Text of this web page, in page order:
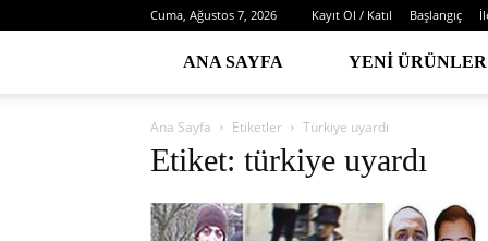
Cuma, Ağustos 7, 2026 Kayıt Ol / Katıl Başlangıç
ANA SAYFA YENI ÜRÜNLER
Ana Sayfa Etiketler Türkiye uyardı
Etiket: türkiye uyardı